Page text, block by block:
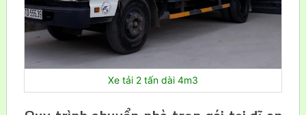
Xe tải 2 tấn dài 4m3